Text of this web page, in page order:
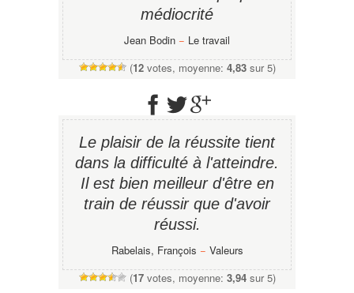
médiocrité
Jean Bodin − Le travail
(12votes, moyenne: 4,83sur 5)
Le plaisir de la réussite tient
dans la difficulté à l'atteindre.
Il est bien meilleur d'être en
train de réussir que d'avoir
réussi.
Rabelais, François − Valeurs
(17votes, moyenne: 3,94sur 5)